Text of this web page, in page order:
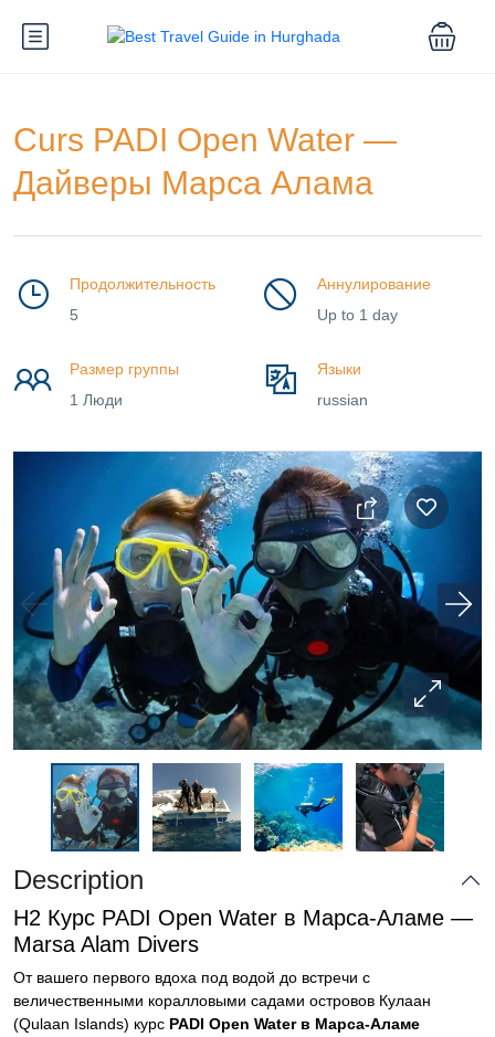
Curs PADI Open Water —
Дайверы Марса Алама
Продолжительность
5
Аннулирование
Up to 1 day
Размер группы
1 Люди
Языки
russian
Description
H2 Курс PADI Open Water в Марса-Аламе —
Marsa Alam Divers
От вашего первого вдоха под водой до встречи с
величественными коралловыми садами островов Кулаан
(Qulaan Islands) курс PADI Open Water в Марса-Аламе